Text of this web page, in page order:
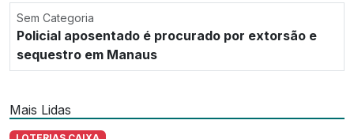
Sem Categoria
Policial aposentado é procurado por extorsão e
sequestro em Manaus
Mais Lidas